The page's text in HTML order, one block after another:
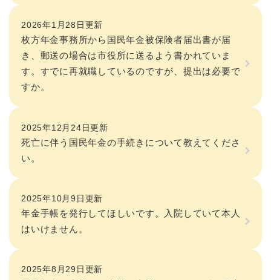
2026年1月28日更新
枚方年金事務所から国民年金被保険者届出書が届
き、郵送の場合は市役所に送るよう書かれていま
す。すでに再就職しているのですが、提出は必要で
すか。
2025年12月24日更新
死亡に伴う国民年金の手続きについて教えてくださ
い。
2025年10月9日更新
年金手帳を発行してほしいです。入院していて本人
はいけません。
2025年8月29日更新